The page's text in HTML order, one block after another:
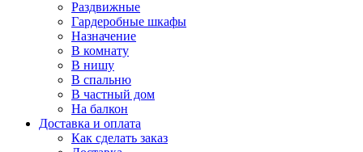
Раздвижные
Гардеробные шкафы
Назначение
В комнату
В нишу
В спальню
В частный дом
На балкон
Доставка и оплата
Как сделать заказ